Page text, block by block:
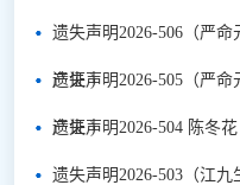
遗失声明2026-506（严
产证 )
遗失声明2026-505（严
产证 )
遗失声明2026-504 陈冬
遗失声明2026-503（江